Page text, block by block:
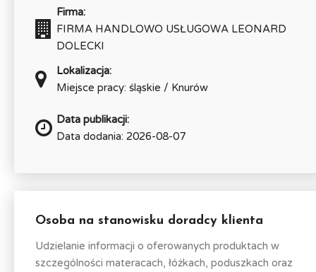
Firma:
FIRMA HANDLOWO USŁUGOWA LEONARD
DOLECKI
Lokalizacja:
Miejsce pracy: śląskie / Knurów
Data publikacji:
Data dodania: 2026-08-07
Osoba na stanowisku doradcy klienta
Udzielanie informacji o oferowanych produktach w
szczególności materacach, łóżkach, poduszkach oraz